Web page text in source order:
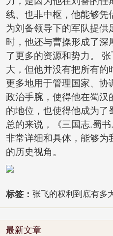
线、也非中枢，他能够凭
为刘备领导下的军队提供
时，他还与曹操形成了深
了更多的资源和势力。
大，但他并没有把所有的
更多地用于管理国家、协
政治手腕，使得他在蜀汉
的地位，也使得他成为了
总的来说，《三国志.蜀
非常详细和具体，能够为
的历史视角。
标签： 张飞的权利到底有多
最新文章